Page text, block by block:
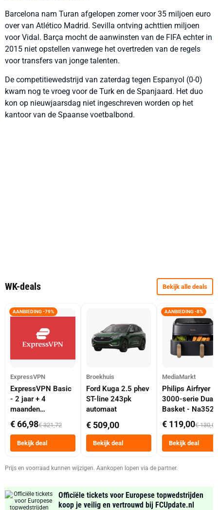
Barcelona nam Turan afgelopen zomer voor 35 miljoen euro
over van Atlético Madrid. Sevilla ontving achttien miljoen
voor Vidal. Barça mocht de aanwinsten van de FIFA echter in
2015 niet opstellen vanwege het overtreden van de regels
voor transfers van jonge talenten.
De competitiewedstrijd van zaterdag tegen Espanyol (0-0)
kwam nog te vroeg voor de Turk en de Spanjaard. Het duo
kon op nieuwjaarsdag niet ingeschreven worden op het
kantoor van de Spaanse voetbalbond.
WK-deals Bekijk alle deals
AANBIEDING -79%
ExpressVPN
ExpressVPN Basic
- 2 jaar + 4
maanden
abonnement
€ 66,98€ 321,72
Bekijk deal
Broekhuis
Ford Kuga 2.5 phev
ST-line 243pk
automaat
€ 509,00
Bekijk deal
AANBIEDING -8%
MediaMarkt
Philips Airfryer
3000-serie Dual
Basket -
Dubbele Mand 9
Tot 6 Personen
Heteluchtfriteuse
Zwart
€ 119,00€ 130,00
Bekijk deal
Prijs en voorraad kunnen wijzigen. Aankopen lopen via de partner.
Officiële tickets voor Europese topwedstrijden
koop je veilig en vertrouwd bij FCUpdate.nl